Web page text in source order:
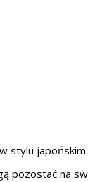
stylu japońskim.
pozostać na